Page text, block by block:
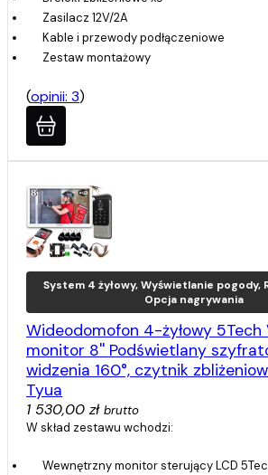
Zasilacz 12V/2A
Kable i przewody podłączeniowe
Zestaw montażowy
(opinii: 3)
System 4 żyłowy, Wyświetlanie pogody,
Opcja nagrywania
Wideodomofon 4-żyłowy
monitor 8'' Podświetlany
widzenia 160°, czytnik
Tyua
1 530,00 zł brutto
W skład zestawu wchodzi:
Wewnętrzny monitor sterujący LCD